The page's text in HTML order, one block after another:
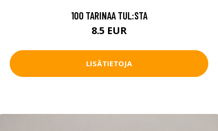
100 TARINAA TUL:STA
8.5 EUR
LISÄTIETOJA